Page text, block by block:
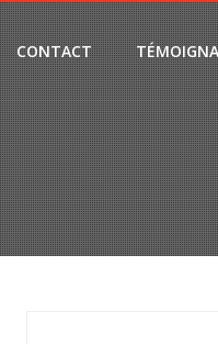
CONTACT